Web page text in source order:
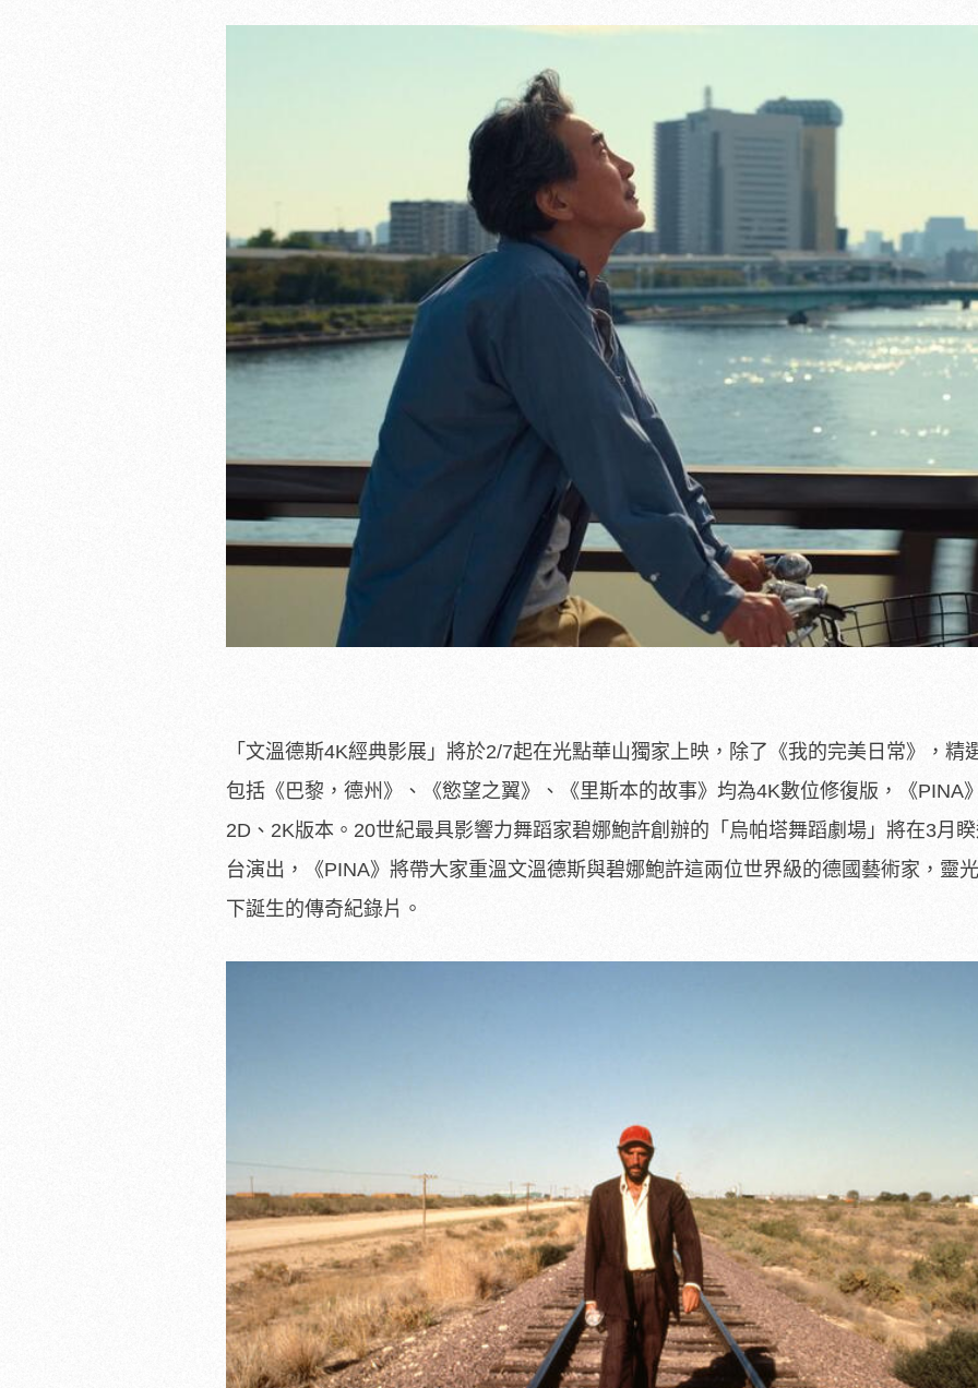
「文溫德斯4K經典影展」將於2/7起在光點華山獨家上映，除了《我的完美日常》，精
包括《巴黎，德州》、《慾望之翼》、《里斯本的故事》均為4K數位修復版，《PINA
2D、2K版本。20世紀最具影響力舞蹈家碧娜鮑許創辦的「烏帕塔舞蹈劇場」將在3月
台演出，《PINA》將帶大家重溫文溫德斯與碧娜鮑許這兩位世界級的德國藝術家，靈
下誕生的傳奇紀錄片。